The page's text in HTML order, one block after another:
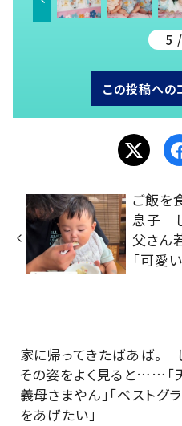
5
この投稿への
ご飯を
息子 し
父さん
「可愛
家に帰ってきたばあば。
その姿をよく見ると……「
義母さまやん」「ベストグ
をあげたい」